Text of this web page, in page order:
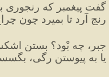
گفت پیغمبر که رنجوری
رنج آرد تا بمیرد چون
جبر، چه بْود؟ بستنِ
یا به پیوستن رگی،